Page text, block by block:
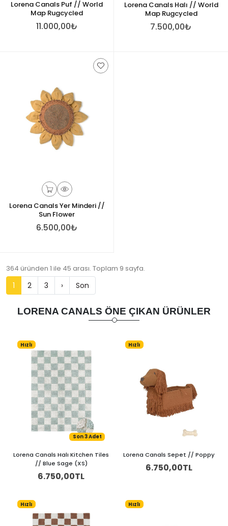
Lorena Canals Puf // World
Map Rugcycled
11.000,00₺
Lorena Canals Halı // World
Map Rugcycled
7.500,00₺
Lorena Canals Yer Minderi //
Sun Flower
6.500,00₺
364 üründen 1 ile 45 arası. Toplam 9 sayfa.
1 2 3 › Son
LORENA CANALS ÖNE ÇIKAN ÜRÜNLER
Hızlı
Son 3 Adet
Lorena Canals Halı Kitchen Tiles
// Blue Sage (XS)
6.750,00TL
Hızlı
Lorena Canals Sepet // Poppy
6.750,00TL
Hızlı Hızlı